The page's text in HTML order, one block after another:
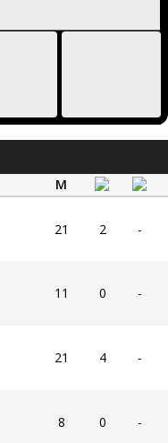
M
21 2 -
11 0 -
21 4 -
8 0 -